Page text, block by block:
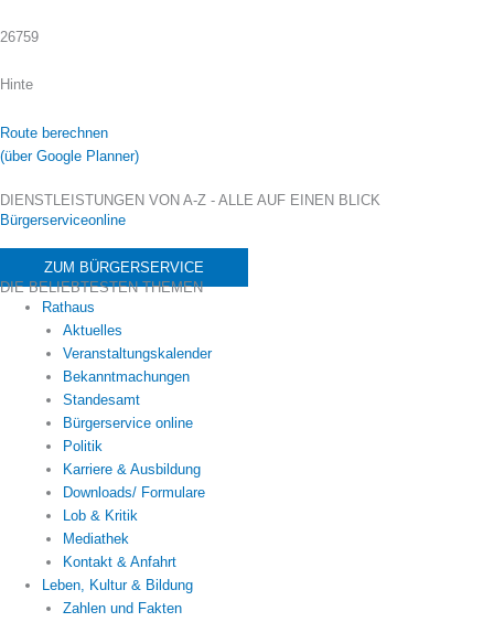
26759
Hinte
Route berechnen
(über Google Planner)
DIENSTLEISTUNGEN VON A-Z - ALLE AUF EINEN BLICK
Bürgerserviceonline
ZUM BÜRGERSERVICE
DIE BELIEBTESTEN THEMEN
Rathaus
Aktuelles
Veranstaltungskalender
Bekanntmachungen
Standesamt
Bürgerservice online
Politik
Karriere & Ausbildung
Downloads/ Formulare
Lob & Kritik
Mediathek
Kontakt & Anfahrt
Leben, Kultur & Bildung
Zahlen und Fakten